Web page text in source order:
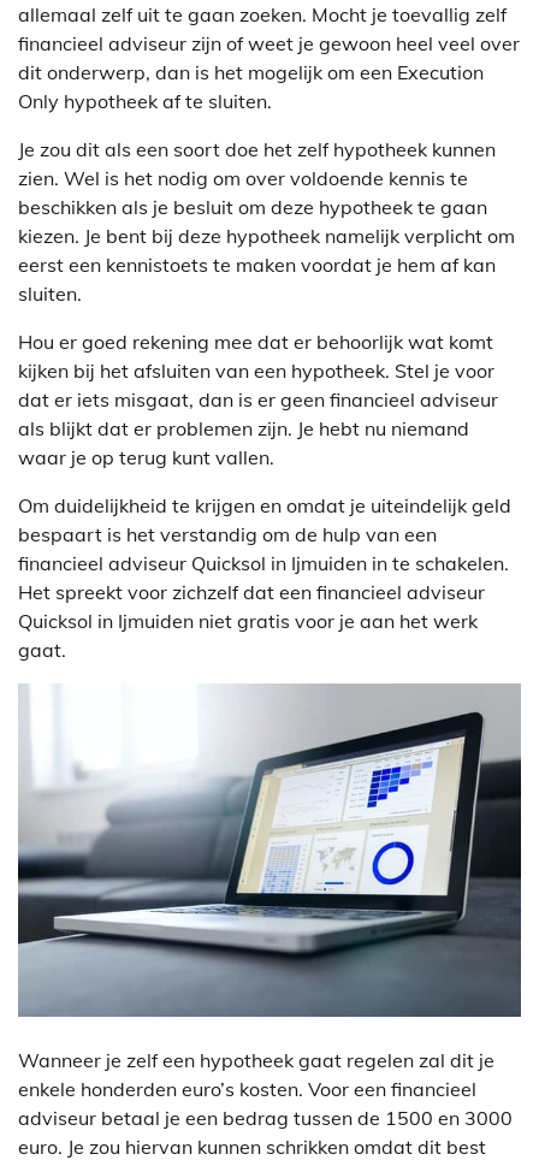
allemaal zelf uit te gaan zoeken. Mocht je toevallig zelf
financieel adviseur zijn of weet je gewoon heel veel over
dit onderwerp, dan is het mogelijk om een Execution
Only hypotheek af te sluiten.
Je zou dit als een soort doe het zelf hypotheek kunnen
zien. Wel is het nodig om over voldoende kennis te
beschikken als je besluit om deze hypotheek te gaan
kiezen. Je bent bij deze hypotheek namelijk verplicht om
eerst een kennistoets te maken voordat je hem af kan
sluiten.
Hou er goed rekening mee dat er behoorlijk wat komt
kijken bij het afsluiten van een hypotheek. Stel je voor
dat er iets misgaat, dan is er geen financieel adviseur
als blijkt dat er problemen zijn. Je hebt nu niemand
waar je op terug kunt vallen.
Om duidelijkheid te krijgen en omdat je uiteindelijk geld
bespaart is het verstandig om de hulp van een
financieel adviseur Quicksol in Ijmuiden in te schakelen.
Het spreekt voor zichzelf dat een financieel adviseur
Quicksol in Ijmuiden niet gratis voor je aan het werk
gaat.
Wanneer je zelf een hypotheek gaat regelen zal dit je
enkele honderden euro’s kosten. Voor een financieel
adviseur betaal je een bedrag tussen de 1500 en 3000
euro. Je zou hiervan kunnen schrikken omdat dit best